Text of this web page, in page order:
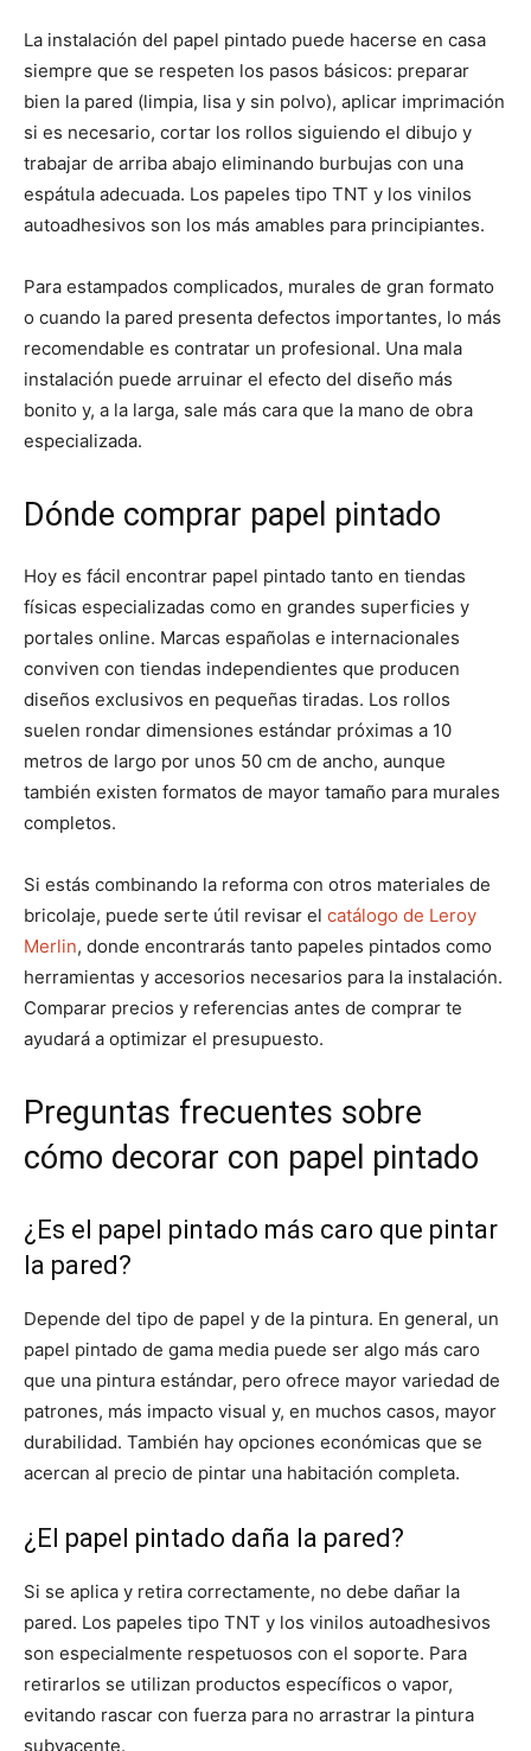
La instalación del papel pintado puede hacerse en casa
siempre que se respeten los pasos básicos: preparar
bien la pared (limpia, lisa y sin polvo), aplicar imprimación
si es necesario, cortar los rollos siguiendo el dibujo y
trabajar de arriba abajo eliminando burbujas con una
espátula adecuada. Los papeles tipo TNT y los vinilos
autoadhesivos son los más amables para principiantes.
Para estampados complicados, murales de gran formato
o cuando la pared presenta defectos importantes, lo más
recomendable es contratar un profesional. Una mala
instalación puede arruinar el efecto del diseño más
bonito y, a la larga, sale más cara que la mano de obra
especializada.
Dónde comprar papel pintado
Hoy es fácil encontrar papel pintado tanto en tiendas
físicas especializadas como en grandes superficies y
portales online. Marcas españolas e internacionales
conviven con tiendas independientes que producen
diseños exclusivos en pequeñas tiradas. Los rollos
suelen rondar dimensiones estándar próximas a 10
metros de largo por unos 50 cm de ancho, aunque
también existen formatos de mayor tamaño para murales
completos.
Si estás combinando la reforma con otros materiales de
bricolaje, puede serte útil revisar el catálogo de Leroy
Merlin, donde encontrarás tanto papeles pintados como
herramientas y accesorios necesarios para la instalación.
Comparar precios y referencias antes de comprar te
ayudará a optimizar el presupuesto.
Preguntas frecuentes sobre
cómo decorar con papel pintado
¿Es el papel pintado más caro que pintar
la pared?
Depende del tipo de papel y de la pintura. En general, un
papel pintado de gama media puede ser algo más caro
que una pintura estándar, pero ofrece mayor variedad de
patrones, más impacto visual y, en muchos casos, mayor
durabilidad. También hay opciones económicas que se
acercan al precio de pintar una habitación completa.
¿El papel pintado daña la pared?
Si se aplica y retira correctamente, no debe dañar la
pared. Los papeles tipo TNT y los vinilos autoadhesivos
son especialmente respetuosos con el soporte. Para
retirarlos se utilizan productos específicos o vapor,
evitando rascar con fuerza para no arrastrar la pintura
subyacente.